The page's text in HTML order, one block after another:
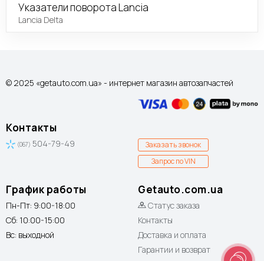
Указатели поворота Lancia
Lancia Delta
© 2025 «getauto.com.ua» - интернет магазин автозапчастей
Контакты
(067) 504-79-49
Заказать звонок
Запрос по VIN
График работы
Пн-Пт: 9:00-18:00
Сб: 10:00-15:00
Вс: выходной
Getauto.com.ua
Статус заказа
Контакты
Доставка и оплата
Гарантии и возврат